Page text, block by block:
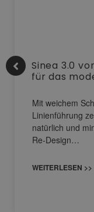
Sinea 3.0
für das
Mit weichem
Linienführung
natürlich und
Re-Design…
WEITERLESEN >>